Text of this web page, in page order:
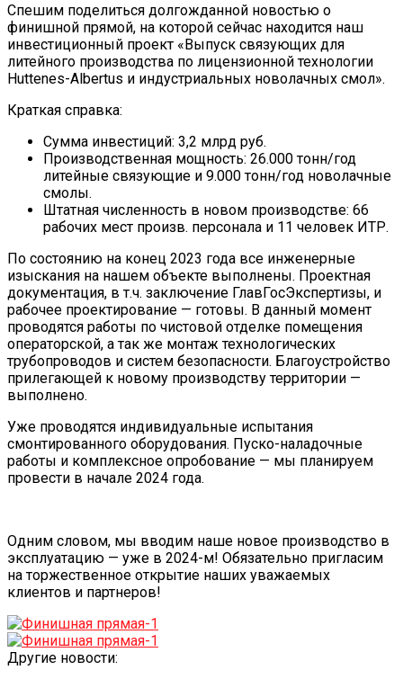
Спешим поделиться долгожданной новостью о
финишной прямой, на которой сейчас находится наш
инвестиционный проект «Выпуск связующих для
литейного производства по лицензионной технологии
Huttenes-Albertus и индустриальных новолачных смол».
Краткая справка:
Сумма инвестиций: 3,2 млрд руб.
Производственная мощность: 26.000тонн/год
литейные связующие и 9.000тонн/год новолачные
смолы.
Штатная численность в новом производстве: 66
рабочих мест произв. персонала и 11 человек ИТР.
По состоянию на конец 2023 года все инженерные
изыскания на нашем объекте выполнены. Проектная
документация, в т.ч. заключение ГлавГосЭкспертизы, и
рабочее проектирование — готовы. В данный момент
проводятся работы по чистовой отделке помещения
операторской, а так же монтаж технологических
трубопроводов и систем безопасности. Благоустройство
прилегающей к новому производству территории —
выполнено.
Уже проводятся индивидуальные испытания
смонтированного оборудования. Пуско-наладочные
работы и комплексное опробование — мы планируем
провести в начале 2024 года.
Одним словом, мы вводим наше новое производство в
эксплуатацию — уже в 2024-м! Обязательно пригласим
на торжественное открытие наших уважаемых
клиентов и партнеров!
Другие новости: